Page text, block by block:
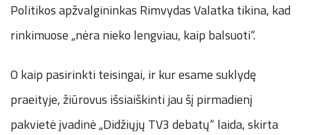
Politikos apžvalgininkas Rimvydas Valatka tikina, kad
rinkimuose „nėra nieko lengviau, kaip balsuoti“.
O kaip pasirinkti teisingai, ir kur esame suklydę
praeityje, žiūrovus išsiaiškinti jau šį pirmadienį
pakvietė įvadinė „Didžiųjų TV3 debatų“ laida, skirta